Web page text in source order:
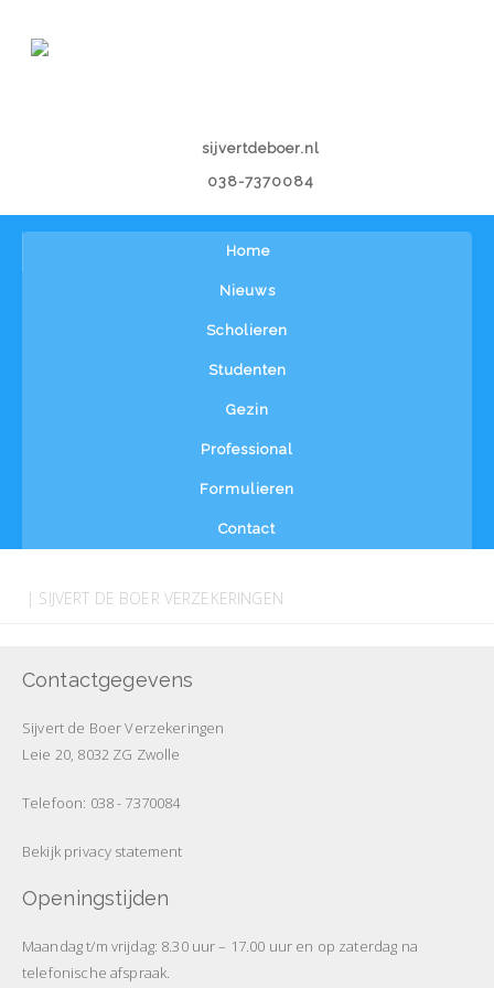
sijvertdeboer.nl
038-7370084
Home
Nieuws
Scholieren
Studenten
Gezin
Professional
Formulieren
Contact
| SIJVERT DE BOER VERZEKERINGEN
Contactgegevens
Sijvert de Boer Verzekeringen
Leie 20, 8032 ZG Zwolle
Telefoon: 038 - 7370084
Bekijk privacy statement
Openingstijden
Maandag t/m vrijdag: 8.30 uur – 17.00 uur en op zaterdag na
telefonische afspraak.